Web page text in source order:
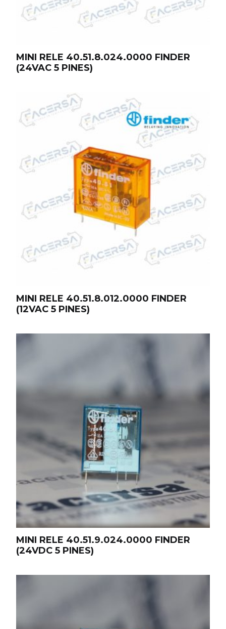
MINI RELE 40.51.8.024.0000 FINDER
(24VAC 5 PINES)
MINI RELE 40.51.8.012.0000 FINDER
(12VAC 5 PINES)
MINI RELE 40.51.9.024.0000 FINDER
(24VDC 5 PINES)